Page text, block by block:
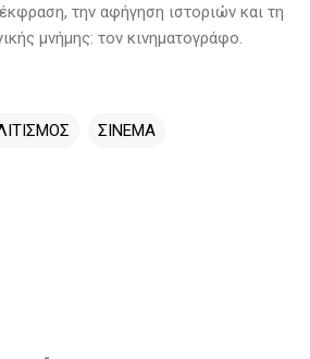
την αφήγηση ιστοριών και τη
μνήμης: τον κινηματογράφο.
ΣΙΝΕΜΑ